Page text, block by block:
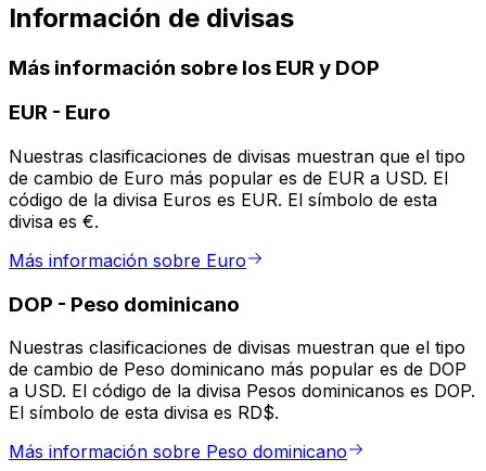
Información de divisas
Más información sobre los EUR y DOP
EUR - Euro
Nuestras clasificaciones de divisas muestran que el tipo
de cambio de Euro más popular es de EUR a USD. El
código de la divisa Euros es EUR. El símbolo de esta
divisa es €.
Más información sobre Euro
DOP - Peso dominicano
Nuestras clasificaciones de divisas muestran que el tipo
de cambio de Peso dominicano más popular es de DOP
a USD. El código de la divisa Pesos dominicanos es DOP.
El símbolo de esta divisa es RD$.
Más información sobre Peso dominicano